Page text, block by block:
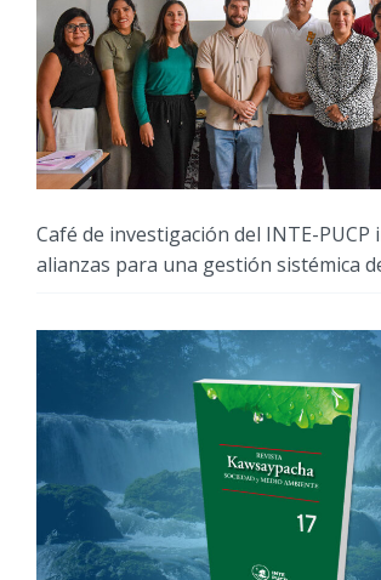
Café de investigación del INTE-PUCP
alianzas para una gestión sistémica